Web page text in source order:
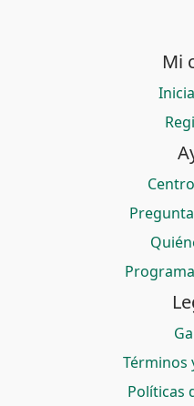
Mi
Términos
Políticas